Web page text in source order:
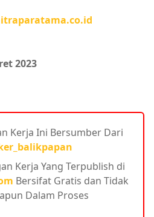
2023
Kerja Ini Bersumber Dari
Kerja Yang Terpublish di
Bersifat Gratis dan Tidak
Dalam Proses